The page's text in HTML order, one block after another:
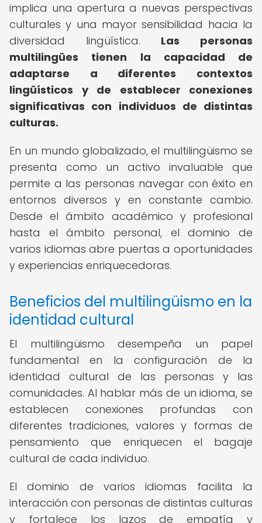
implica una apertura a nuevas perspectivas
culturales y una mayor sensibilidad hacia la
diversidad lingüística. Las personas
multilingües tienen la capacidad de
adaptarse a diferentes contextos
lingüísticos y de establecer conexiones
significativas con individuos de distintas
culturas.
En un mundo globalizado, el multilingüismo se
presenta como un activo invaluable que
permite a las personas navegar con éxito en
entornos diversos y en constante cambio.
Desde el ámbito académico y profesional
hasta el ámbito personal, el dominio de
varios idiomas abre puertas a oportunidades
y experiencias enriquecedoras.
Beneficios del multilingüismo en la
identidad cultural
El multilingüismo desempeña un papel
fundamental en la configuración de la
identidad cultural de las personas y las
comunidades. Al hablar más de un idioma, se
establecen conexiones profundas con
diferentes tradiciones, valores y formas de
pensamiento que enriquecen el bagaje
cultural de cada individuo.
El dominio de varios idiomas facilita la
interacción con personas de distintas culturas
y fortalece los lazos de empatía y